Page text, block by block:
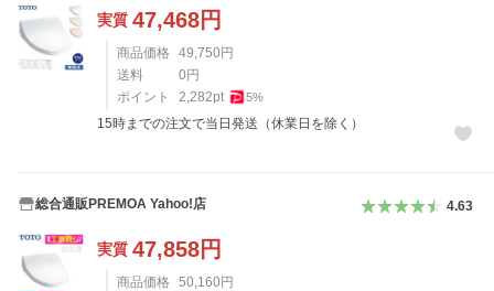
実質 47,468円
商品価格 49,750 円
送料
0 円
ポイント
2,282pt 5%
15時までの注文で当日発送（休業日を除く）
総合通販PREMOA Yahoo!店 4.63
実質 47,858円
商品価格 50,160 円